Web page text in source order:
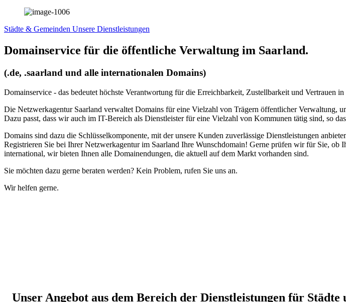
Städte & Gemeinden Unsere Dienstleistungen
Domainservice für die öffentliche Verwaltung im Saarland.
(.de, .saarland und alle internationalen Domains)
Domainservice - das bedeutet höchste Verantwortung für die Erreichbarkeit, Zustellbarkeit und Vertrauen
Die Netzwerkagentur Saarland verwaltet Domains für eine Vielzahl von Trägern öffentlicher Verwaltung,
Dazu passt, dass wir auch im IT-Bereich als Dienstleister für eine Vielzahl von Kommunen tätig sind, so
Domains sind dazu die Schlüsselkomponente, mit der unsere Kunden zuverlässige Dienstleistungen
Registrieren Sie bei Ihrer Netzwerkagentur im Saarland Ihre Wunschdomain! Gerne prüfen wir für Sie,
international, wir bieten Ihnen alle Domainendungen, die aktuell auf dem Markt vorhanden sind.
Sie möchten dazu gerne beraten werden? Kein Problem, rufen Sie uns an.
Wir helfen gerne.
Unser Angebot aus dem Bereich der Dienstleistungen für Städte